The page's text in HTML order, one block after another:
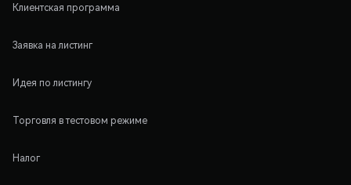
Клиентская программа
Заявка на листинг
Идея по листингу
Торговля в тестовом режиме
Налог